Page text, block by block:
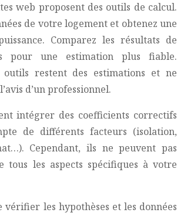
web proposent des outils de calcul.
de votre logement et obtenez une
Comparez les résultats de
pour une estimation plus fiable.
restent des estimations et ne
d’un professionnel.
intégrer des coefficients correctifs
de différents facteurs (isolation,
Cependant, ils ne peuvent pas
tous les aspects spécifiques à votre
vérifier les hypothèses et les données